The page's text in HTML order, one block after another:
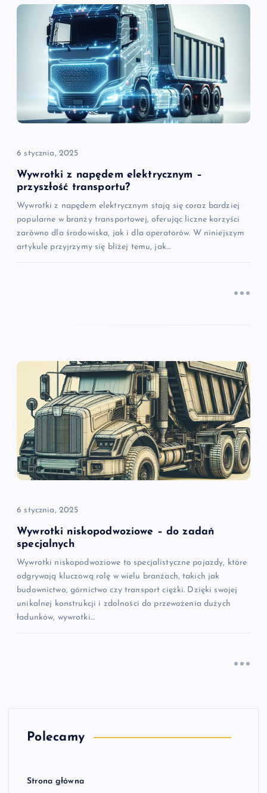
p
s
u
6 stycznia, 2025
Wywrotki z napędem elektrycznym –
przyszłość transportu?
Wywrotki z napędem elektrycznym stają się coraz bardziej
popularne w branży transportowej, oferując liczne korzyści
zarówno dla środowiska, jak i dla operatorów. W niniejszym
artykule przyjrzymy się bliżej temu, jak…
6 stycznia, 2025
Wywrotki niskopodwoziowe – do zadań
specjalnych
Wywrotki niskopodwoziowe to specjalistyczne pojazdy, które
odgrywają kluczową rolę w wielu branżach, takich jak
budownictwo, górnictwo czy transport ciężki. Dzięki swojej
unikalnej konstrukcji i zdolności do przewożenia dużych
ładunków, wywrotki…
Polecamy
Strona główna